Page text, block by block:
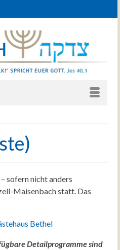
sofern nicht anders
Maisenbach statt. Das
Bethel
Detailprogramme sind